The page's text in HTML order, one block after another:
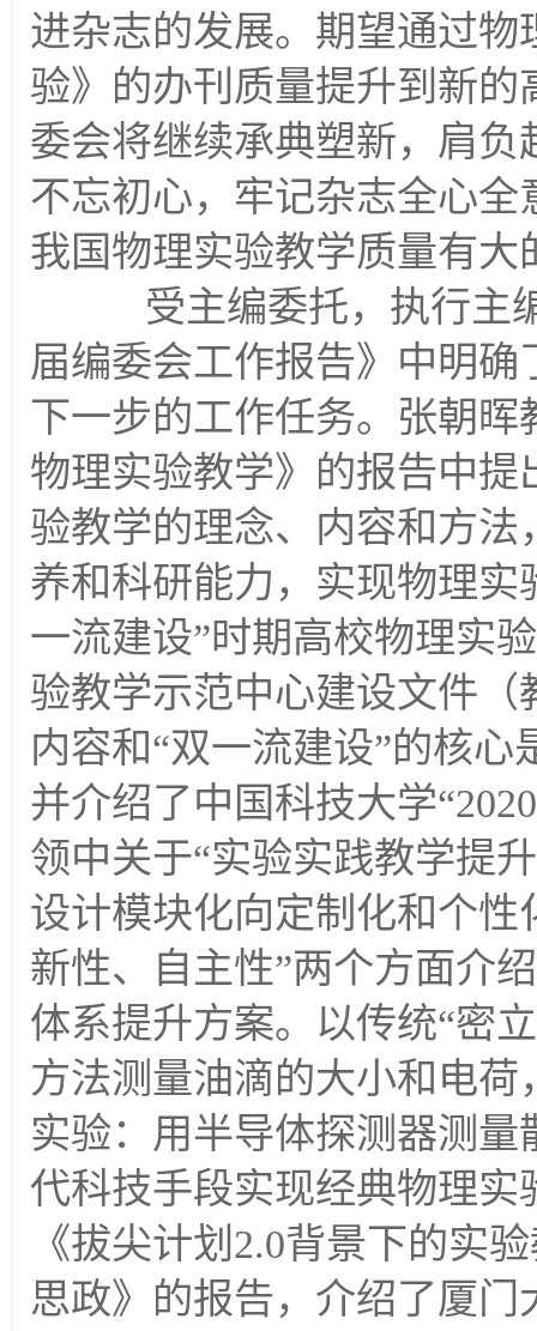
进杂志的发展。期望通过
验》的办刊质量提升到新
委会将继续承典塑新，肩
不忘初心，牢记杂志全心
我国物理实验教学质量有大
受主编委托，执行主编
届编委会工作报告》中明
下一步的工作任务。张朝
物理实验教学》的报告中
验教学的理念、内容和方
养和科研能力，实现物理
一流建设”时期高校物理实
验教学示范中心建设文件（
内容和“双一流建设”的核
并介绍了中国科技大学
领中关于“实验实践教学提
设计模块化向定制化和个性
新性、自主性”两个方面介
体系提升方案。以传统“密
方法测量油滴的大小和电荷
实验：用半导体探测器测
代科技手段实现经典物理
《拔尖计划2.0背景下的实
思政》的报告，介绍了厦